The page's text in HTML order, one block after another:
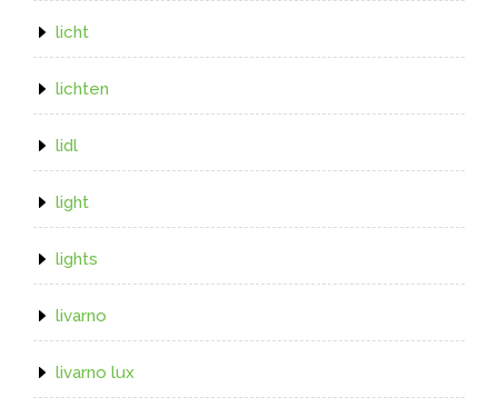
licht
lichten
lidl
light
lights
livarno
livarno lux